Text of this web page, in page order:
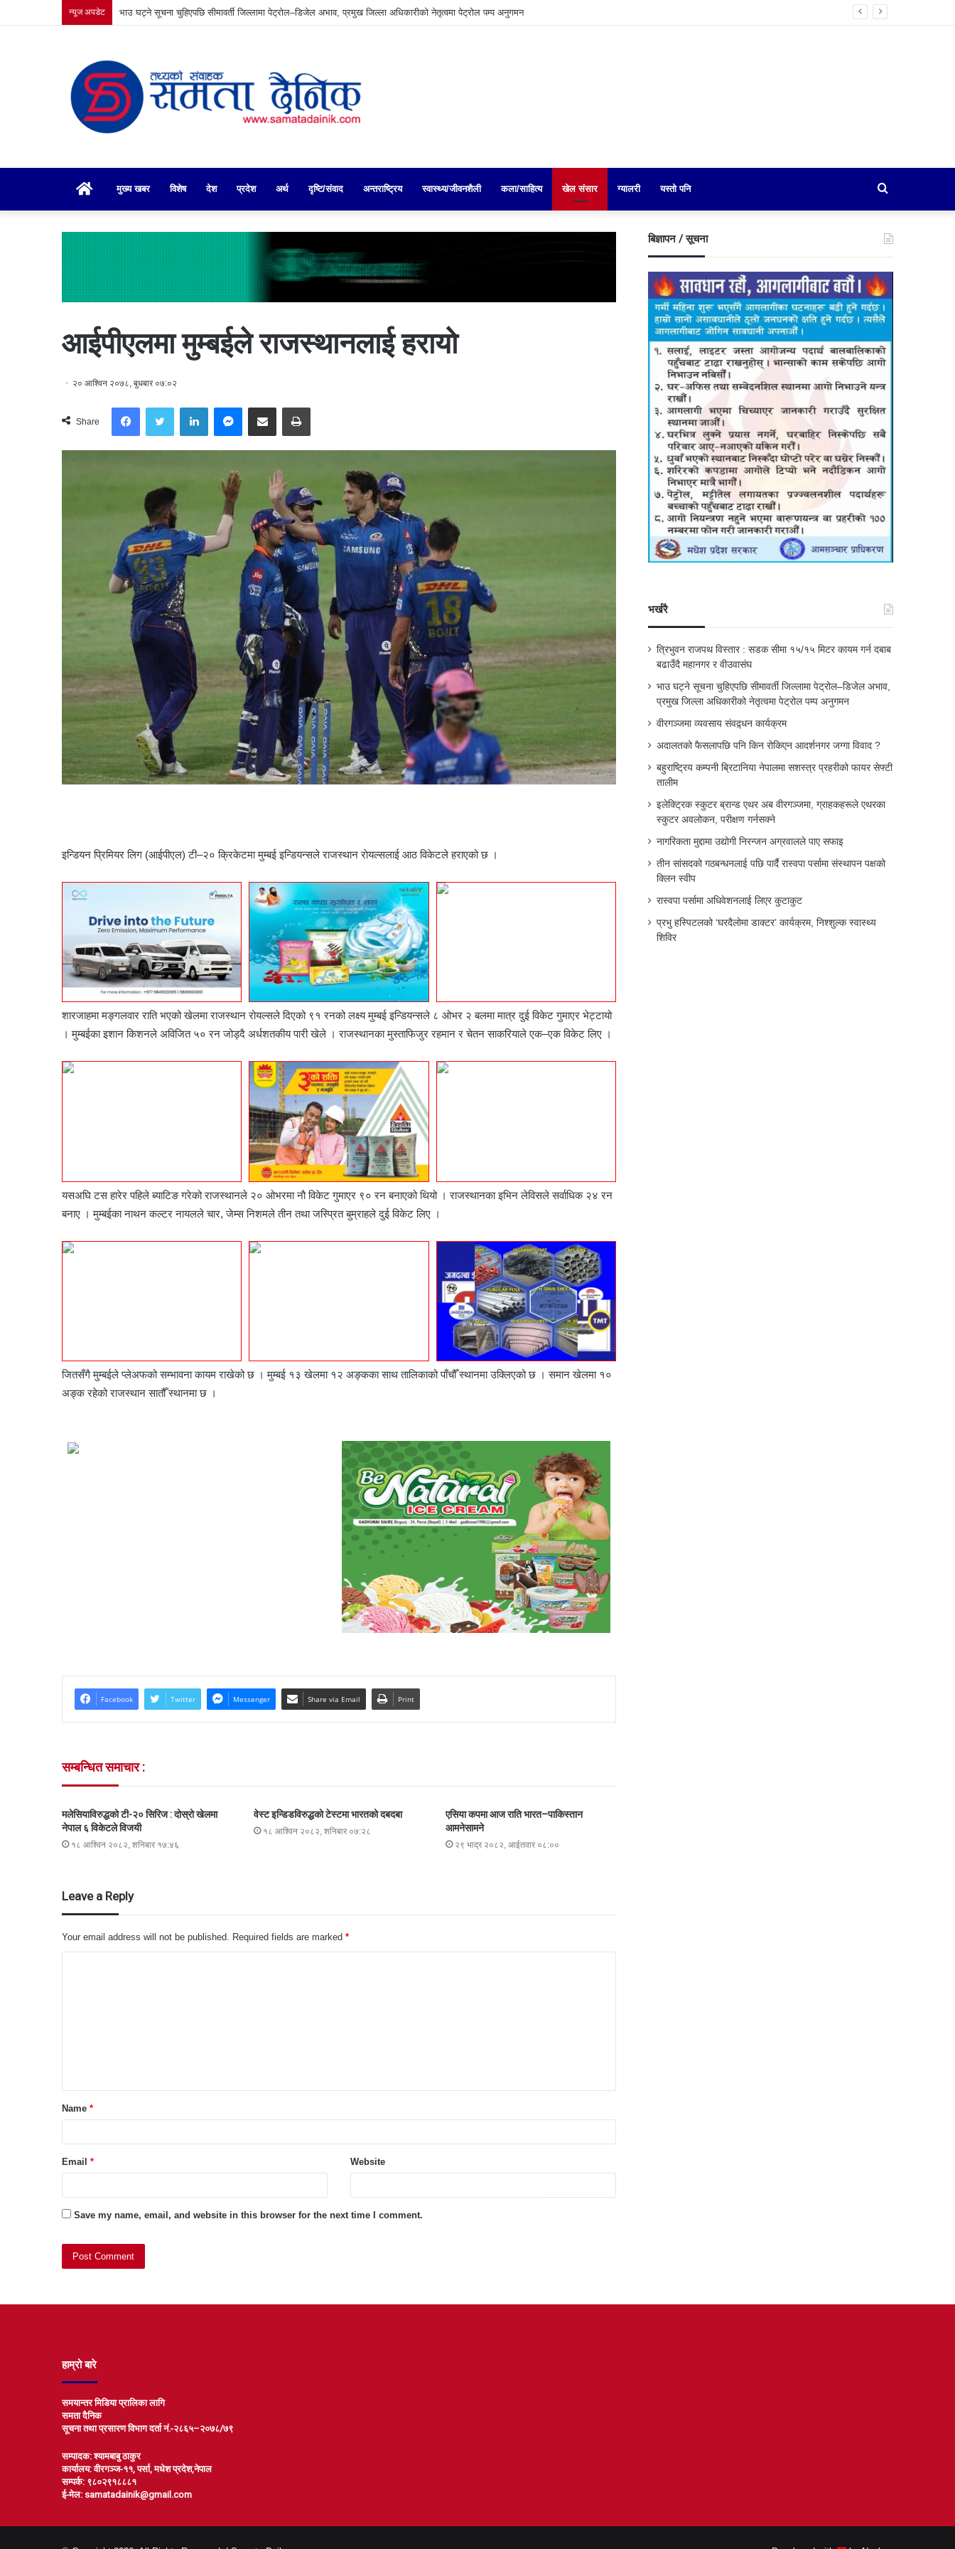
न्यूज अपडेट वीरगञ्जमा व्यवसाय संवद्र्धन कार्यक्रम
गृहपृष्ठ मुख्य खबर विशेष देश प्रदेश अर्थ दृष्टि/संवाद अन्तराष्ट्रिय स्वास्थ्य/जीवनशैली कला/साहित्य खेल संसार ग्यालरी यस्तो पनि
for
आईपीएलमा मुम्बईले राजस्थानलाई हरायाे
२० आश्विन २०७८, बुधबार ०७:०२
Share
इन्डियन प्रिमियर लिग (आईपीएल) टी–२० क्रिकेटमा मुम्बई इन्डियन्सले राजस्थान राेयल्सलाई आठ विकेटले हराएको छ ।
शारजाहमा मङ्गलवार राति भएको खेलमा राजस्थान रोयल्सले दिएको ९१ रनको लक्ष्य मुम्बई इन्डियन्सले ८ ओभर २ बलमा मात्र दुई विकेट गुमाएर भेट्टायो
। मुम्बईका इशान किशनले अविजित ५० रन जोड्दै अर्धशतकीय पारी खेले । राजस्थानका मुस्ताफिजुर रहमान र चेतन साकरियाले एक–एक विकेट लिए ।
यसअघि टस हारेर पहिले ब्याटिङ गरेको राजस्थानले २० ओभरमा नाै विकेट गुमाएर ९० रन बनाएको थियो । राजस्थानका इभिन लेविसले सर्वाधिक २४ रन
बनाए । मुम्बईका नाथन कल्टर नायलले चार, जेम्स निशमले तीन तथा जस्प्रित बुम्राहले दुई विकेट लिए ।
जितसँगै मुम्बईले प्लेअफको सम्भावना कायम राखेको छ । मुम्बई १३ खेलमा १२ अङ्कका साथ तालिकाको पाँचौँ स्थानमा उक्लिएको छ । समान खेलमा १०
अङ्क रहेको राजस्थान सातौँ स्थानमा छ ।
Facebook Twitter Messenger Share via Email Print
सम्बन्धित समाचार :
मलेसियाविरुद्धको टी-२० सिरिज : दोस्रो खेलमा
नेपाल ६ विकेटले विजयी
१८ आश्विन २०८२, शनिबार १७:४६
वेस्ट इन्डिडविरुद्धको टेस्टमा भारतको दबदबा
१८ आश्विन २०८२, शनिबार ०७:२८
एसिया कपमा आज राति भारत–पाकिस्तान
आमनेसामने
२९ भाद्र २०८२, आईतवार ०८:००
Leave a Reply
Your email address will not be published. Required fields are marked *
t
*Name *
Email * Website
Save my name, email, and website in this browser for the next time I comment.
बिज्ञापन / सूचना
भर्खरै
त्रिभुवन राजपथ विस्तार : सडक सीमा १५/१५ मिटर कायम गर्न दबाब
बढाउँदै महानगर र वीउवासंघ
भाउ घट्ने सूचना चुहिएपछि सीमावर्ती जिल्लामा पेट्रोल–डिजेल अभाव,
प्रमुख जिल्ला अधिकारीको नेतृत्वमा पेट्रोल पम्प अनुगमन
वीरगञ्जमा व्यवसाय संवद्र्धन कार्यक्रम
अदालतको फैसलापछि पनि किन रोकिएन आदर्शनगर जग्गा विवाद ?
बहुराष्ट्रिय कम्पनी ब्रिटानिया नेपालमा सशस्त्र प्रहरीको फायर सेफ्टी
तालीम
इलेक्ट्रिक स्कुटर ब्रान्ड एथर अब वीरगञ्जमा, ग्राहकहरूले एथरका
स्कुटर अवलोकन, परीक्षण गर्नसक्ने
नागरिकता मुद्दामा उद्योगी निरन्जन अग्रवालले पाए सफाइ
तीन सांसदको गठबन्धनलाई पछि पार्दै रास्वपा पर्सामा संस्थापन पक्षको
क्लिन स्वीप
रास्वपा पर्सामा अधिवेशनलाई लिएर कुटाकुट
प्रभु हस्पिटलको ‘घरदैलोमा डाक्टर’ कार्यक्रम, निश्शुल्क स्वास्थ्य
शिविर
हाम्रो बारे
समयान्तर मिडिया प्रालिका लागि
समता दैनिक
सूचना तथा प्रसारण विभाग दर्ता नं.-२८६५–२०७८/७९
सम्पादक: श्यामबाबु ठाकुर
कार्यालय: वीरगञ्ज-११, पर्सा, मधेश प्रदेश,नेपाल
सम्पर्क: ९८०२९१८८८१
ई-मेल: samatadainik@gmail.com